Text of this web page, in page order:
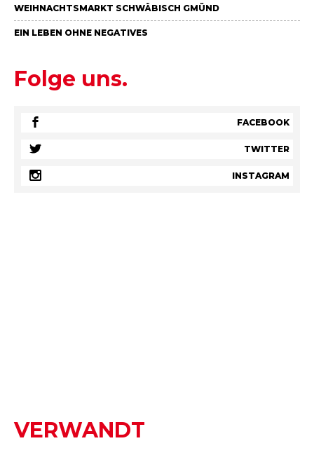
WEIHNACHTSMARKT SCHWÄBISCH GMÜND
EIN LEBEN OHNE NEGATIVES
Folge uns.
FACEBOOK
TWITTER
INSTAGRAM
VERWANDT